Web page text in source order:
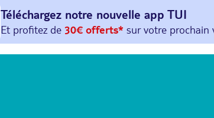
Téléchargez notre nouvelle app TUI
Et profitez de 30€ offerts*sur votreprochain
avec le code : HAPPYAPP